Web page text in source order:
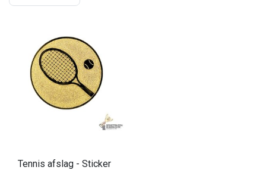
Tennis afslag - Sticker